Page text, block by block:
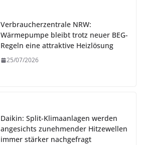
Verbraucherzentrale NRW:
Wärmepumpe bleibt trotz neuer BEG-
Regeln eine attraktive Heizlösung
25/07/2026
Daikin: Split-Klimaanlagen werden
angesichts zunehmender Hitzewellen
immer stärker nachgefragt